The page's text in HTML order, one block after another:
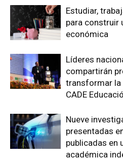
Estudiar,
para construir
económica
Líderes
compartirán
transformar la
CADE
Nueve
presentadas
publicadas en
académica